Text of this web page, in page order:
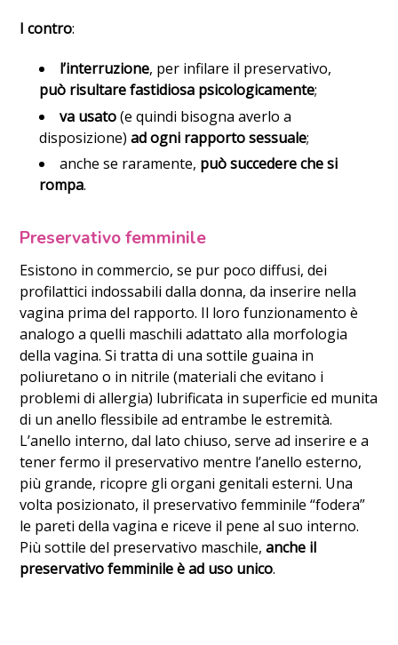
I contro:
l’interruzione, per infilare il preservativo,
può risultare fastidiosa psicologicamente;
va usato(e quindi bisogna averlo a
disposizione) ad ogni rapporto sessuale;
anche se raramente, può succedere che si
rompa.
Preservativo femminile
Esistono in commercio, se pur poco diffusi, dei
profilattici indossabili dalla donna, da inserire nella
vagina prima del rapporto. Il loro funzionamento è
analogo a quelli maschili adattato alla morfologia
della vagina. Si tratta di una sottile guaina in
poliuretano o in nitrile (materiali che evitano i
problemi di allergia) lubrificata in superficie ed munita
di un anello flessibile ad entrambe le estremità.
L’anello interno, dal lato chiuso, serve ad inserire e a
tener fermo il preservativo mentre l’anello esterno,
più grande, ricopre gli organi genitali esterni. Una
volta posizionato, il preservativo femminile “fodera”
le pareti della vagina e riceve il pene al suo interno.
Più sottile del preservativo maschile,anche il
preservativo femminile è ad uso unico.